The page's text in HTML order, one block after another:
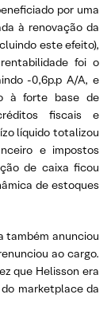
por uma
à renovação da
este efeito),
foi o
-0,6p.p A/A, e
à forte base de
fiscais e
líquido totalizou
e impostos
de caixa ficou
de estoques
também anunciou
ao cargo.
que Helisson era
marketplace da